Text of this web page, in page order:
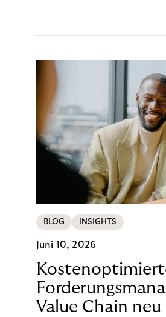
BLOG INSIGHTS
Juni 10, 2026
Value Chain neu